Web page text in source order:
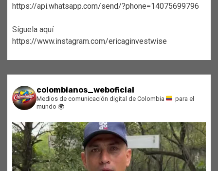
https://api.whatsapp.com/send/?phone=14075699796
Síguela aquí
https://www.instagram.com/ericaginvestwise
colombianos_weboficial
Medios de comunicación digital de Colombia
para el
mundo 🌍